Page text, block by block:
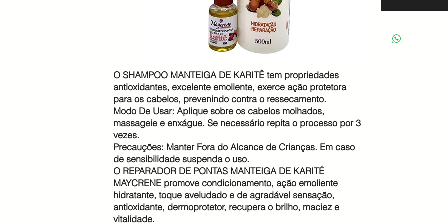
O SHAMPOO MANTEIGA DE KARITÊ tem propriedades
antioxidantes, excelente emoliente, exerce ação protetora
para os cabelos, prevenindo contra o ressecamento.
Modo De Usar: Aplique sobre os cabelos molhados,
massageie e enxágue. Se necessário repita o processo por 3
vezes.
Precauções: Manter Fora do Alcance de Crianças. Em caso
de sensibilidade suspenda o uso.
O REPARADOR DE PONTAS MANTEIGA DE KARITÉ
MAYCRENE promove condicionamento, ação emoliente
hidratante, toque aveludado e de agradável sensação,
antioxidante, dermoprotetor, recupera o brilho, maciez e
vitalidade.